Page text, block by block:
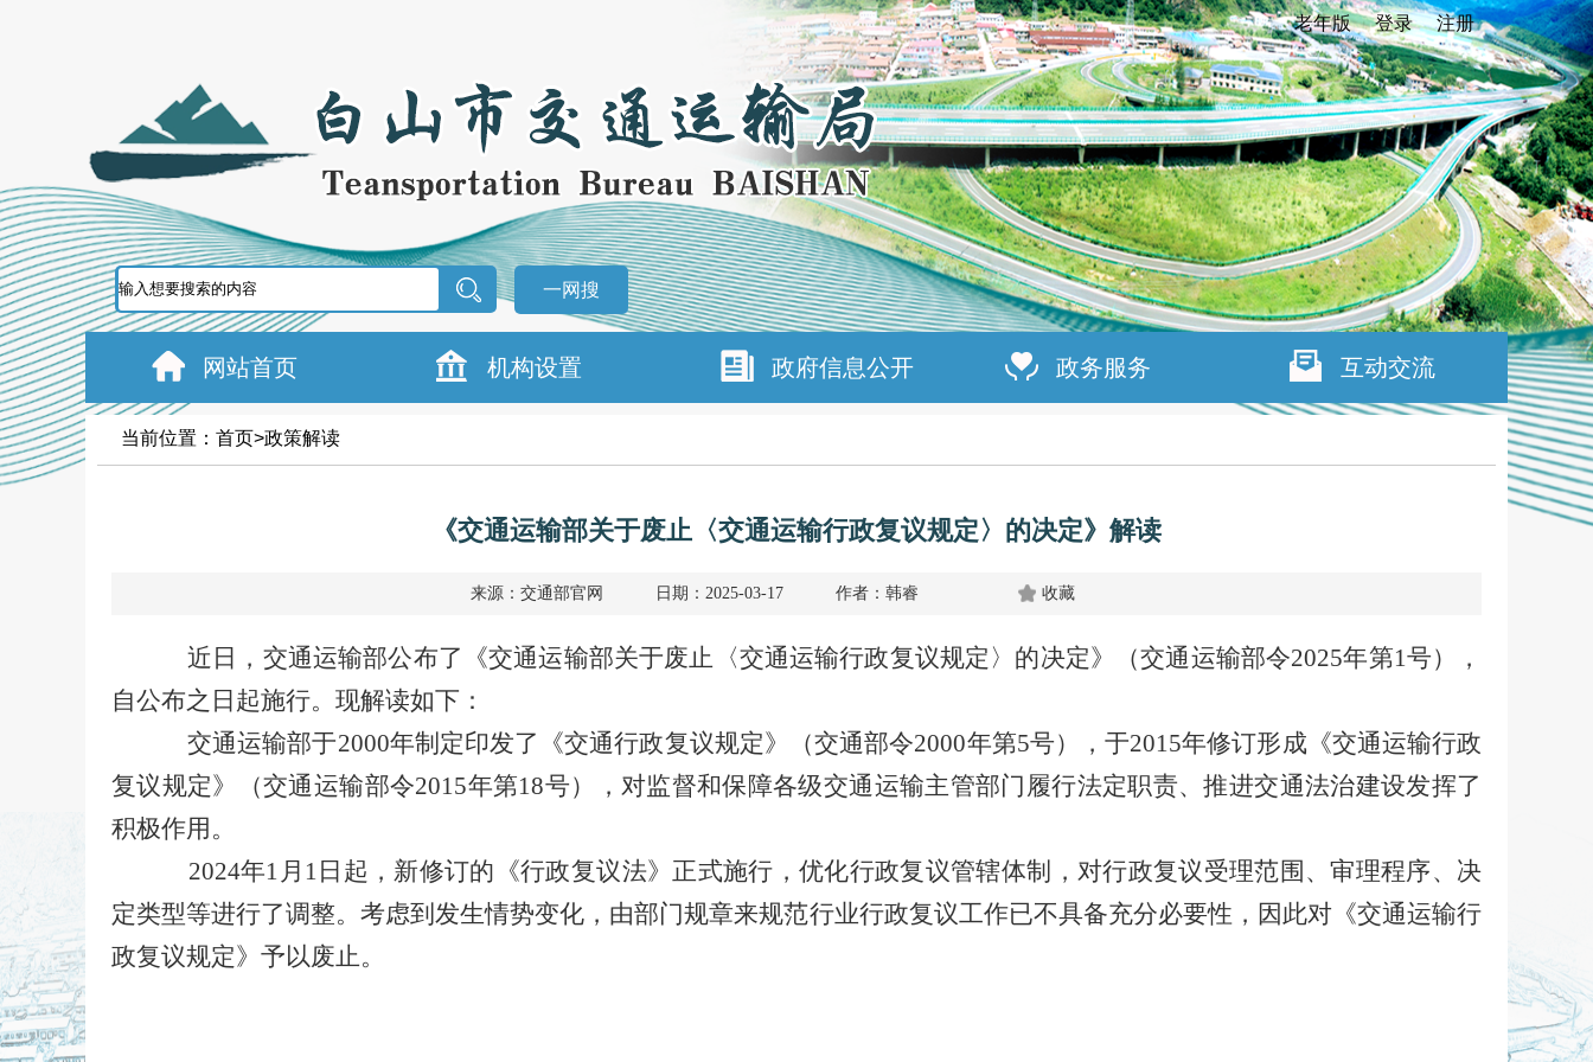
老年版 登录 注册
一网搜
网站首页 机构设置 政府信息公开 政务服务 互动交流
当前位置： 首页>政策解读
《交通运输部关于废止〈交通运输行政复议规定〉的决定》解读
来源：交通部官网 日期：2025-03-17 作者：韩睿 收藏
近日，交通运输部公布了《交通运输部关于废止〈交通运输行政复议规定〉的决定》（交通运输部令2025年第1号），
自公布之日起施行。现解读如下：
交通运输部于2000年制定印发了《交通行政复议规定》（交通部令2000年第5号），于2015年修订形成《交通运输行政
复议规定》（交通运输部令2015年第18号），对监督和保障各级交通运输主管部门履行法定职责、推进交通法治建设发挥了
积极作用。
2024年1月1日起，新修订的《行政复议法》正式施行，优化行政复议管辖体制，对行政复议受理范围、审理程序、决
定类型等进行了调整。考虑到发生情势变化，由部门规章来规范行业行政复议工作已不具备充分必要性，因此对《交通运输行
政复议规定》予以废止。